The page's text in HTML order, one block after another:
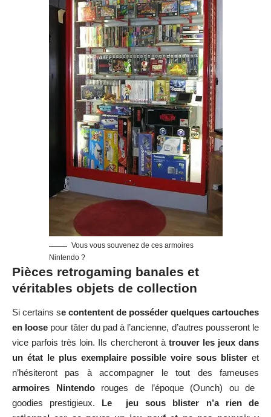
Vous vous souvenez de ces armoires
Nintendo ?
Pièces retrogaming banales et
véritables objets de collection
Si certains se contentent de posséder quelques cartouches
en loose pour tâter du pad à l’ancienne, d’autres pousseront le
vice parfois très loin. Ils chercheront à trouver les jeux dans
un état le plus exemplaire possible voire sous blister et
n’hésiteront pas à accompagner le tout des fameuses
armoires Nintendorouges de l’époque (Ounch) ou de
goodies prestigieux. Le jeu sous blister n’a rien de